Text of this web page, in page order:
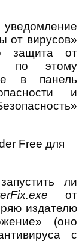
от вирусов»
защита от
по этому
в панель
и
ли
от
издателю
(оно
с